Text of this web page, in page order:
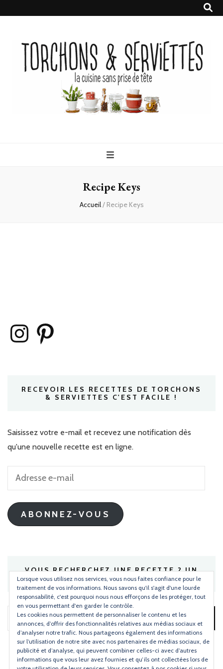
Serviettes
Recipe Keys
Accueil/ Recipe Keys
InstagramPinterest
RECEVOIR LES RECETTES DE TORCHONS
& SERVIETTES C'EST FACILE !
Saisissez votre e-mail et recevez une notification dès
qu'une nouvelle recette est en ligne.
Adresse
mail
ABONNEZ-VOUS
VOUS RECHERCHEZ UNE RECETTE ? UN
INGRÉDIENT ?
Rechercher :
Lorsque vous utilisez nos services, vous nous faites confiance pour le
traitement de vos informations. Nous savons qu'il s'agit d'une lourde
responsabilité, c'est pourquoi nous nous efforçons de les protéger, tout
en vous permettant d'en garder le contrôle.
Les cookies nous permettent de personnaliser le contenu et les
annonces, d’offrir des fonctionnalités relatives aux médias sociaux et
d’analyser notre trafic. Nous partageons également des informations
sur l’utilisation de notre site avec nos partenaires de médias sociaux, de
publicité et d’analyse, qui peuvent combiner celles-ci avec d’autres
informations que vous leur avez fournies et qu’ils ont collectées lors de